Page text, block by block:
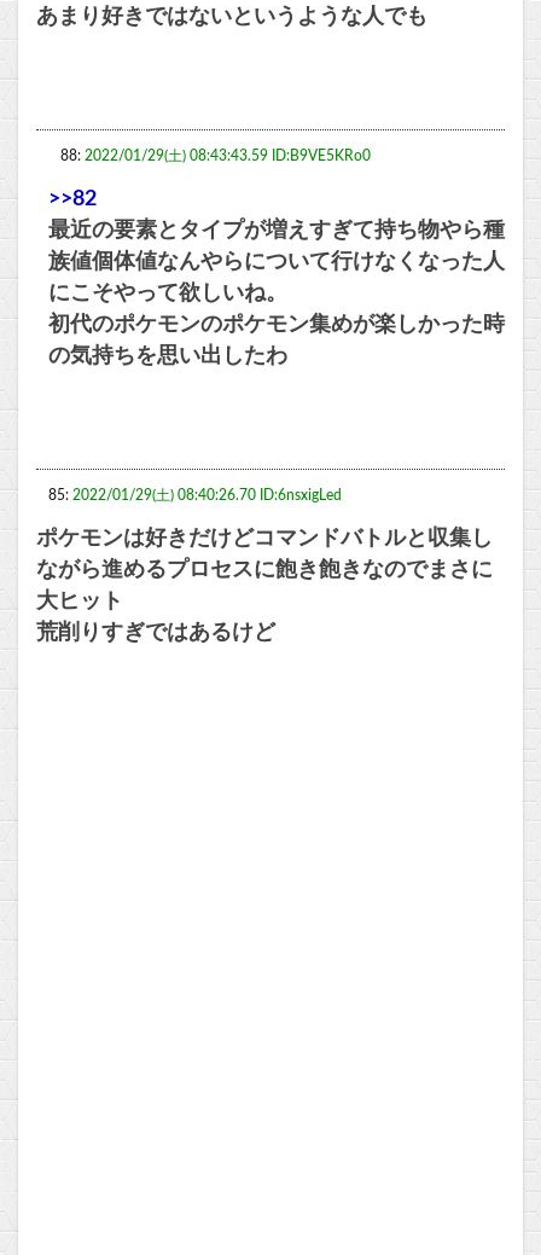
あまり好きではないというような人でも
88: 2022/01/29(土) 08:43:43.59 ID:B9VE5KRo0
>>82
最近の要素とタイプが増えすぎて持ち物やら種
族値個体値なんやらについて行けなくなった人
にこそやって欲しいね。
初代のポケモンのポケモン集めが楽しかった時
の気持ちを思い出したわ
85: 2022/01/29(土) 08:40:26.70 ID:6nsxigLed
ポケモンは好きだけどコマンドバトルと収集し
ながら進めるプロセスに飽き飽きなのでまさに
大ヒット
荒削りすぎではあるけど